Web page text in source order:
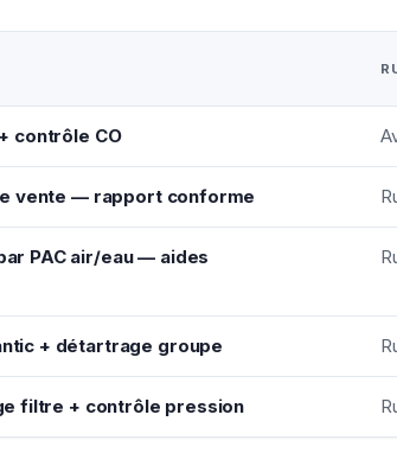
contrôle CO
vente — rapport conforme
PAC air/eau — aides
+ détartrage groupe
filtre + contrôle pression